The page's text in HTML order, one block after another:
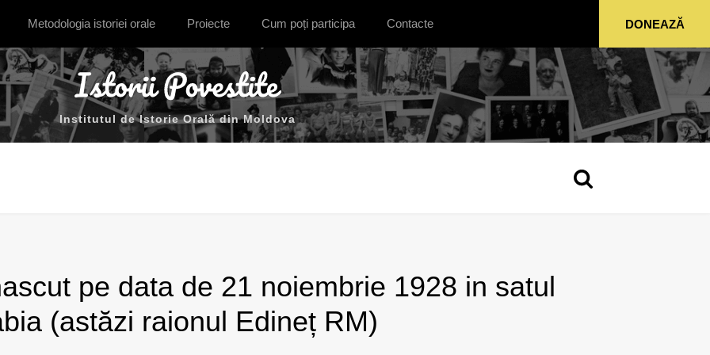
Metodologia istoriei orale Proiecte Cum poți participa Contacte DONEAZĂ
Institutul de Istorie Orală din Moldova
pe data de 21 noiembrie 1928 in satul
(astăzi raionul Edineț RM)